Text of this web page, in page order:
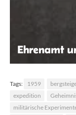
Ehrenamt
Tags: 1959
expedition
militärische